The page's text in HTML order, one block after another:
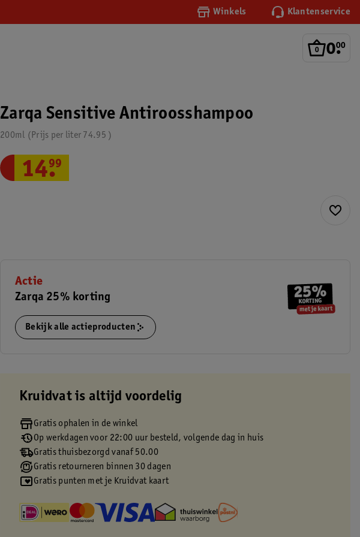
Winkels Klantenservice
0.
00
Zarqa Sensitive Antiroosshampoo
200ml 74.95
Prijs per liter
14.
99
Actie
Zarqa 25% korting
Bekijk alle actieproducten
Kruidvat is altijd voordelig
Gratis ophalen in de winkel
Op werkdagen voor 22:00 uur besteld, volgende dag in huis
Gratis thuisbezorgd vanaf 50.00
Gratis retourneren binnen 30 dagen
Gratis punten met je Kruidvat kaart